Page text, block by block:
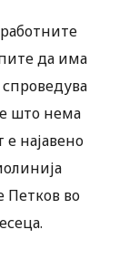
да има
што нема
најавено
Петков во